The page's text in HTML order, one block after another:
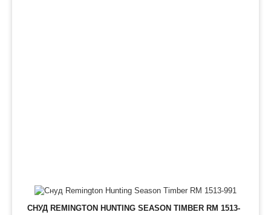
СНУД REMINGTON HUNTING SEASON TIMBER RM 1513-